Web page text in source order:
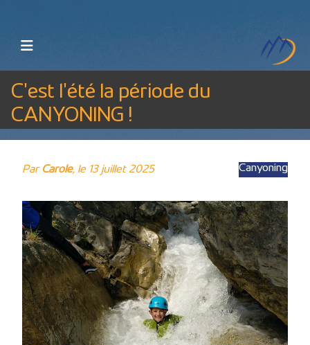
C'est l'été la période du
CANYONING !
Par Carole, le 13 juillet 2025 Canyoning